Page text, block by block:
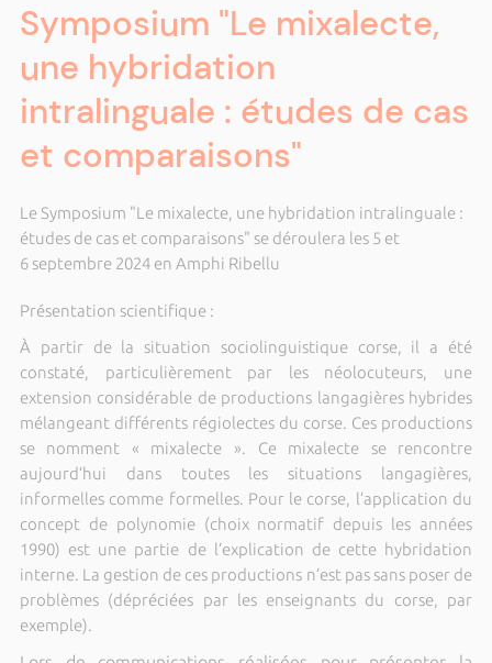
Symposium "Le mixalecte,
une hybridation
intralinguale : études de cas
et comparaisons"
Le Symposium "Le mixalecte, une hybridation intralinguale :
études de cas et comparaisons" se déroulera les 5 et
6 septembre 2024 en Amphi Ribellu
Présentation scientifique :
À partir de la situation sociolinguistique corse, il a été
constaté, particulièrement par les néolocuteurs, une
extension considérable de productions langagières hybrides
mélangeant différents régiolectes du corse. Ces productions
se nomment « mixalecte ». Ce mixalecte se rencontre
aujourd’hui dans toutes les situations langagières,
informelles comme formelles. Pour le corse, l’application du
concept de polynomie (choix normatif depuis les années
1990) est une partie de l’explication de cette hybridation
interne. La gestion de ces productions n’est pas sans poser de
problèmes (dépréciées par les enseignants du corse, par
exemple).